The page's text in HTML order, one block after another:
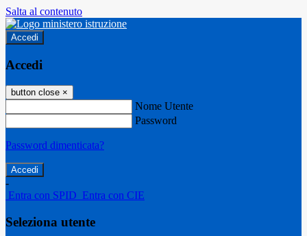
Salta al contenuto
Accedi
Accedi
button close ×
Nome Utente
Password
Password dimenticata?
-
Entra con SPID Entra con CIE
Seleziona utente